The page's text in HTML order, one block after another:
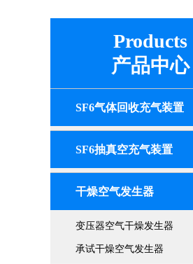
Products
产品中心
SF6气体回收充气装置
SF6抽真空充气装置
干燥空气发生器
变压器空气干燥发生器
承试干燥空气发生器